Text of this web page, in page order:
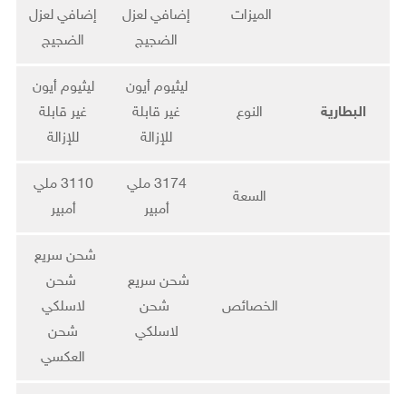
الميزات
إضافي لعزل
الضجيج
إضافي لعزل
الضجيج
البطارية النوع
ليثيوم أيون
غير قابلة
للإزالة
ليثيوم أيون
غير قابلة
للإزالة
السعة
3174 ملي
أمبير
3110 ملي
أمبير
الخصائص
شحن سريع
شحن
لاسلكي
شحن سريع
شحن
لاسلكي
شحن
العكسي